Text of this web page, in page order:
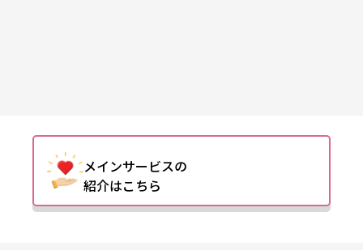
メインサービスの
紹介はこちら